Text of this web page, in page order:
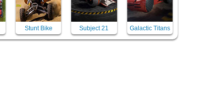
Stunt Bike Subject 21 Galactic Titans